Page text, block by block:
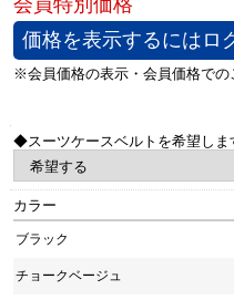
価格を表示するにはロ
◆スーツケースベルトを希望し
カラー
ブラック
チョークベージュ